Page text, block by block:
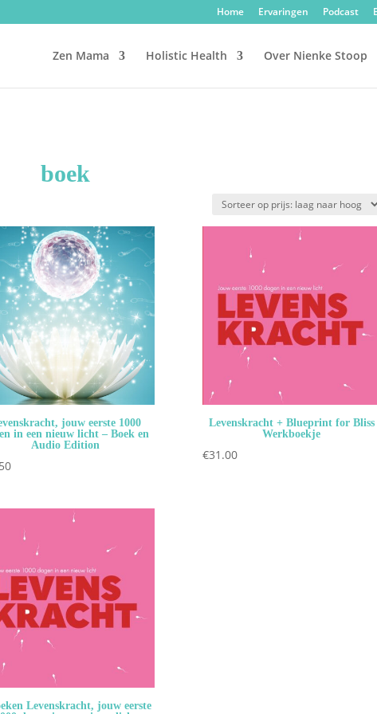
Home Ervaringen Podcast
Zen Mama Holistic Health Over Nienke Stoop
boek
jouw eerste 1000
in een nieuw licht – Boek en
Audio Edition
Levenskracht + Blueprint for Bliss
Werkboekje
€31.00
Levenskracht, jouw eerste